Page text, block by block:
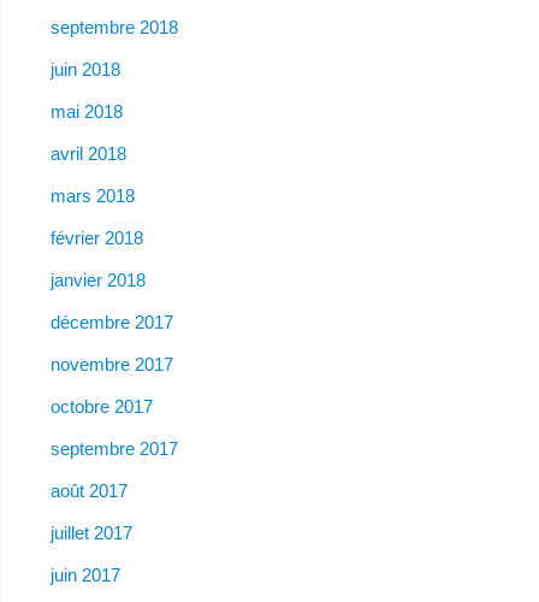
septembre 2018
juin 2018
mai 2018
avril 2018
mars 2018
février 2018
janvier 2018
décembre 2017
novembre 2017
octobre 2017
septembre 2017
août 2017
juillet 2017
juin 2017